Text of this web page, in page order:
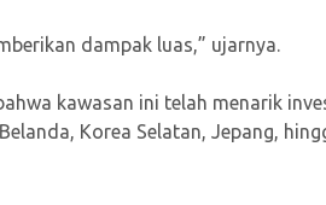
dampak luas,” ujarnya.
kawasan ini telah menarik
Korea Selatan, Jepang,